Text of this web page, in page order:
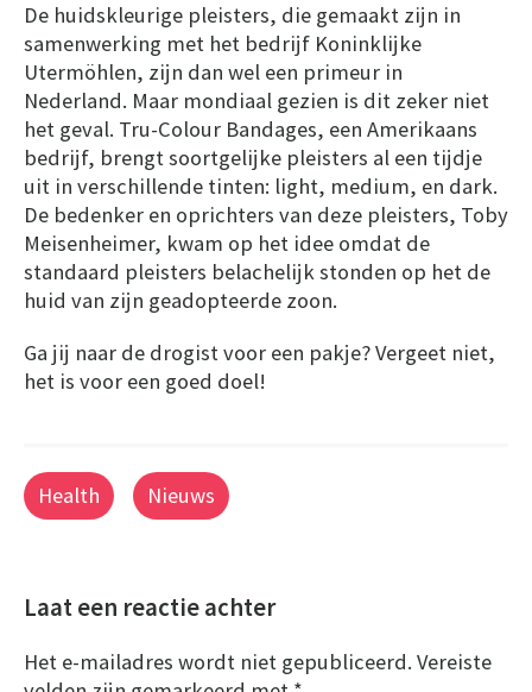
De huidskleurige pleisters, die gemaakt zijn in
samenwerking met het bedrijf Koninklijke
Utermöhlen, zijn dan wel een primeur in
Nederland. Maar mondiaal gezien is dit zeker niet
het geval. Tru-Colour Bandages, een Amerikaans
bedrijf, brengt soortgelijke pleisters al een tijdje
uit in verschillende tinten: light, medium, en dark.
De bedenker en oprichters van deze pleisters, Toby
Meisenheimer, kwam op het idee omdat de
standaard pleisters belachelijk stonden op het de
huid van zijn geadopteerde zoon.
Ga jij naar de drogist voor een pakje? Vergeet niet,
het is voor een goed doel!
Health Nieuws
Laat een reactie achter
Het e-mailadres wordt niet gepubliceerd. Vereiste